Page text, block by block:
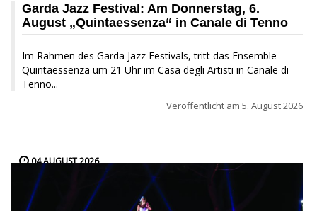
Garda Jazz Festival: Am Donnerstag, 6.
August „Quintaessenza“ in Canale di Tenno
Im Rahmen des Garda Jazz Festivals, tritt das Ensemble
Quintaessenza um 21 Uhr im Casa degli Artisti in Canale di
Tenno...
Veröffentlicht am 5. August 2026
04 AUGUST 2026